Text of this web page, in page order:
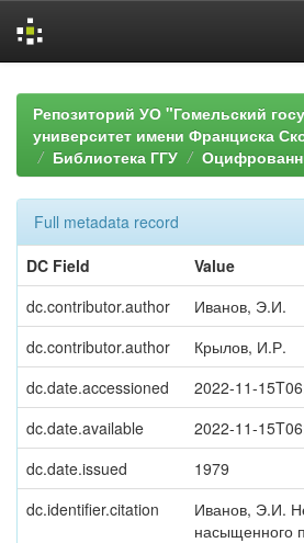
navigationРепозиторий УО "Гомельский
университет имени Франциска
Библиотека ГГУ
Full metadata record
DC Field
Value
dc.contributor.author
Иванов, Э.И.
dc.contributor.author
Крылов, И.Р.
dc.date.accessioned
2022-11-
dc.date.available
2022-11-
dc.date.issued
1979
dc.identifier.citation
Иванов, Э.И.
насыщенного